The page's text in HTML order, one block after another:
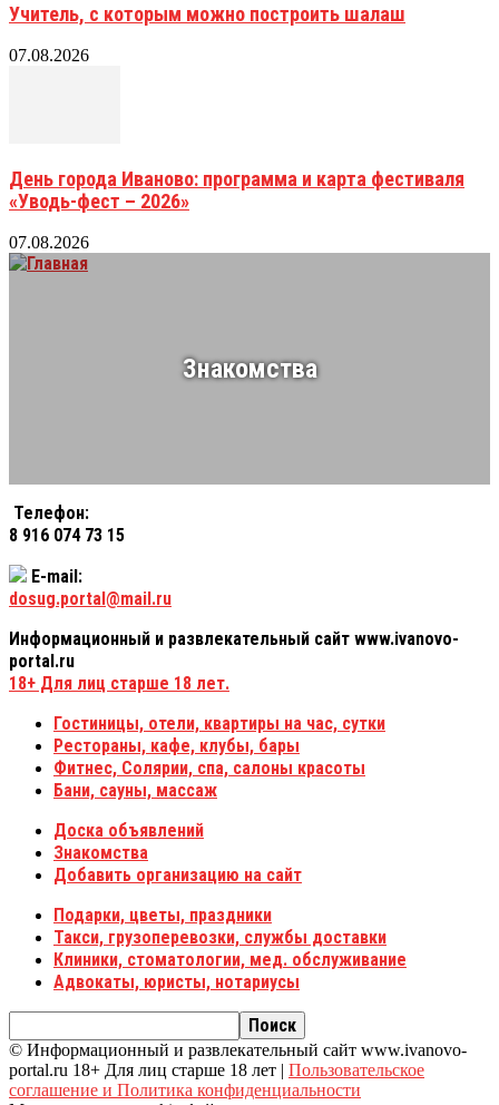
Учитель, с которым можно построить шалаш
07.08.2026
День города Иваново: программа и карта фестиваля
«Уводь-фест – 2026»
07.08.2026
Знакомства
Телефон:
8 916 074 73 15
E-mail:
dosug.portal@mail.ru
Информационный и развлекательный сайт www.ivanovo-
portal.ru
18+ Для лиц старше 18 лет.
Гостиницы, отели, квартиры на час, сутки
Рестораны, кафе, клубы, бары
Фитнес, Солярии, спа, салоны красоты
Бани, сауны, массаж
Доска объявлений
Знакомства
Добавить организацию на сайт
Подарки, цветы, праздники
Такси, грузоперевозки, службы доставки
Клиники, стоматологии, мед. обслуживание
Адвокаты, юристы, нотариусы
© Информационный и развлекательный сайт www.ivanovo-
portal.ru 18+ Для лиц старше 18 лет | Пользовательское
соглашение и Политика конфиденциальности